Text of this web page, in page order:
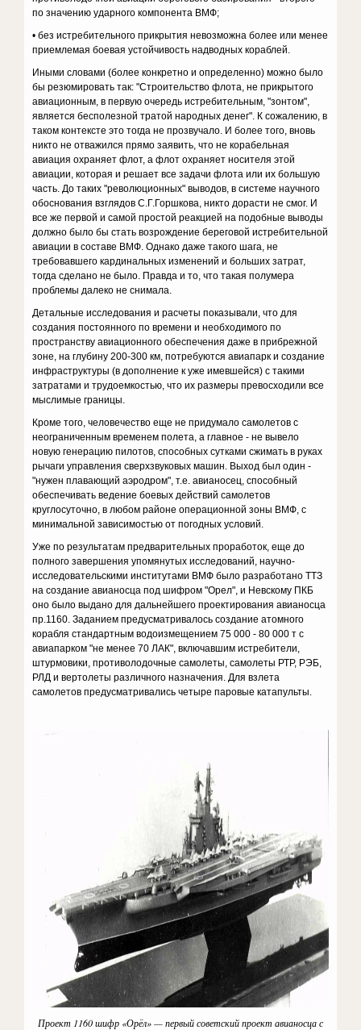
по значению ударного компонента ВМФ;
• без истребительного прикрытия невозможна более или менее
приемлемая боевая устойчивость надводных кораблей.
Иными словами (более конкретно и определенно) можно было
бы резюмировать так: "Строительство флота, не прикрытого
авиационным, в первую очередь истребительным, "зонтом",
является бесполезной тратой народных денег". К сожалению, в
таком контексте это тогда не прозвучало. И более того, вновь
никто не отважился прямо заявить, что не корабельная
авиация охраняет флот, а флот охраняет носителя этой
авиации, которая и решает все задачи флота или их большую
часть. До таких "революционных" выводов, в системе научного
обоснования взглядов С.Г.Горшкова, никто дорасти не смог. И
все же первой и самой простой реакцией на подобные выводы
должно было бы стать возрождение береговой истребительной
авиации в составе ВМФ. Однако даже такого шага, не
требовавшего кардинальных изменений и больших затрат,
тогда сделано не было. Правда и то, что такая полумера
проблемы далеко не снимала.
Детальные исследования и расчеты показывали, что для
создания постоянного по времени и необходимого по
пространству авиационного обеспечения даже в прибрежной
зоне, на глубину 200-300 км, потребуются авиапарк и создание
инфраструктуры (в дополнение к уже имевшейся) с такими
затратами и трудоемкостью, что их размеры превосходили все
мыслимые границы.
Кроме того, человечество еще не придумало самолетов с
неограниченным временем полета, а главное - не вывело
новую генерацию пилотов, способных сутками сжимать в руках
рычаги управления сверхзвуковых машин. Выход был один -
"нужен плавающий аэродром", т.е. авианосец, способный
обеспечивать ведение боевых действий самолетов
круглосуточно, в любом районе операционной зоны ВМФ, с
минимальной зависимостью от погодных условий.
Уже по результатам предварительных проработок, еще до
полного завершения упомянутых исследований, научно-
исследовательскими институтами ВМФ было разработано ТТЗ
на создание авианосца под шифром "Орел", и Невскому ПКБ
оно было выдано для дальнейшего проектирования авианосца
пр.1160. Заданием предусматривалось создание атомного
корабля стандартным водоизмещением 75 000 - 80 000 т с
авиапарком "не менее 70 ЛАК", включавшим истребители,
штурмовики, противолодочные самолеты, самолеты РТР, РЭБ,
РЛД и вертолеты различного назначения. Для взлета
самолетов предусматривались четыре паровые катапульты.
Проект 1160 шифр «Орёл» — первый советский проект авианосца с